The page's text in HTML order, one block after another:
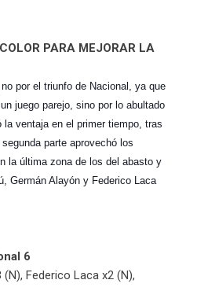
PARA MEJORAR LA
por el triunfo de Nacional, ya que
juego parejo, sino por lo abultado
ventaja en el primer tiempo, tras
parte aprovechó los
la última zona de los del abasto y
Germán Alayón y Federico Laca
6
Federico Laca x2 (N),